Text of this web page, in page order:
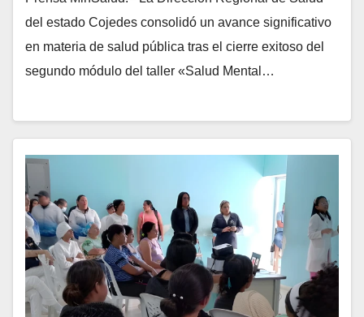
del estado Cojedes consolidó un avance significativo
en materia de salud pública tras el cierre exitoso del
segundo módulo del taller «Salud Mental…